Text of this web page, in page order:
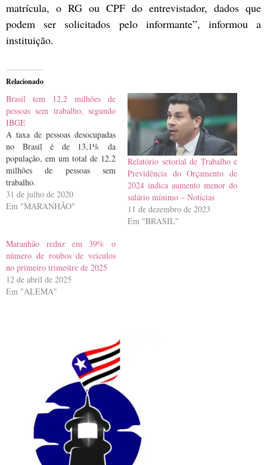
matrícula, o RG ou CPF do entrevistador, dados que
podem ser solicitados pelo informante”, informou a
instituição.
Relacionado
Brasil tem 12,2 milhões de
pessoas sem trabalho, segundo
IBGE
A taxa de pessoas desocupadas
no Brasil é de 13,1% da
população, em um total de 12,2
milhões de pessoas sem
trabalho.
31 de julho de 2020
Em "MARANHÃO"
Relatório setorial de Trabalho e
Previdência do Orçamento de
2024 indica aumento menor do
salário mínimo – Notícias
11 de dezembro de 2023
Em "BRASIL"
Maranhão reduz em 39% o
número de roubos de veículos
no primeiro trimestre de 2025
12 de abril de 2025
Em "ALEMA"